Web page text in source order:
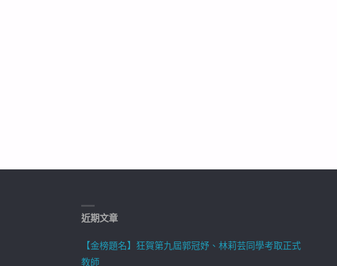
近期文章
【金榜題名】狂賀第九屆郭冠妤、林莉芸同學考取正式
教師